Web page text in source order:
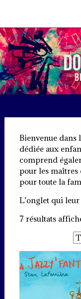
content
Bienvenue dans
dédiée aux
comprend
pour les maîtres
pour toute la
L’onglet qui leur
7 résultats